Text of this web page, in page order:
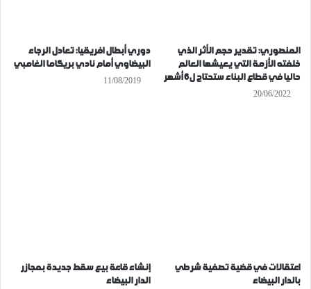
المنصوري: تقدير حجم الأثر الذي
خلفته الأزمة التي يعيشها العالم
حاليا في قطاع البناء ستحتاج ل6 أشهر
20/06/2022
دوري أبطال افريقيا: تعادل الرجاء
البيضاوي أمام نادي بريكاما الغامبي
11/08/2019
اعتقالات في قضية تصفية شرطي
بالدار البيضاء
إنشاء قاعة بيع سقط جديدة بمجازر
الدار البيضاء